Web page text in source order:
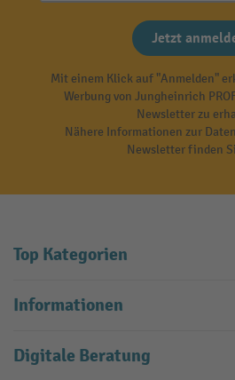
Jetzt
Mit einem Klick auf "Anmelden"
Werbung von Jungheinrich
Newsletter zu
Nähere Informationen zur
Newsletter finden
Top Kategorien
Informationen
Digitale Beratung